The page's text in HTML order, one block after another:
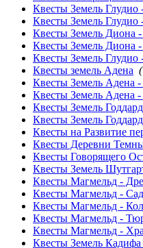
Квесты Земель
Квесты Земель
Квесты Земель Диона
Квесты Земель Диона
Квесты Земель
Квесты земель Адена
Квесты Земель Адена
Квесты Земель Адена
Квесты Земель
Квесты Земель
Квесты на Развитие
Квесты Деревни
Квесты Говорящего
Квесты Земель
Квесты Магмельд -
Квесты Магмельд -
Квесты Магмельд -
Квесты Магмельд -
Квесты Магмельд -
Квесты Земель